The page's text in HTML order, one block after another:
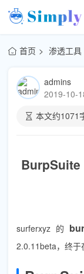
首页 渗透工具
admins
2019-10-
本文约1071
BurpSuite
surferxyz的
2.0.11beta，终于